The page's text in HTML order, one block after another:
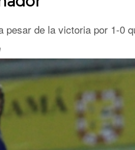
de la victoria por 1-0